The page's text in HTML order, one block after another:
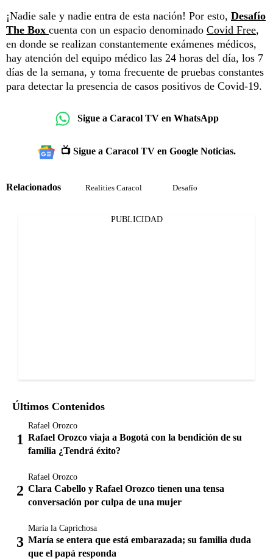
¡Nadie sale y nadie entra de esta nación! Por esto, Desafío
The Box cuenta con un espacio denominado Covid Free,
en donde se realizan constantemente exámenes médicos,
hay atención del equipo médico las 24 horas del día, los 7
días de la semana, y toma frecuente de pruebas constantes
para detectar la presencia de casos positivos de Covid-19.
Sigue a Caracol TV en WhatsApp
📺 Sigue a Caracol TV en Google Noticias.
Relacionados Realities Caracol Desafío
PUBLICIDAD
Últimos Contenidos
Rafael Orozco
Rafael Orozco viaja a Bogotá con la bendición de su
familia ¿Tendrá éxito?
Rafael Orozco
Clara Cabello y Rafael Orozco tienen una tensa
conversación por culpa de una mujer
María la Caprichosa
María se entera que está embarazada; su familia duda
que el papá responda